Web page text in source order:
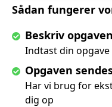
Sådan fungerer
Beskriv opgaven
Indtast din
Opgaven
Har vi brug for
dig op